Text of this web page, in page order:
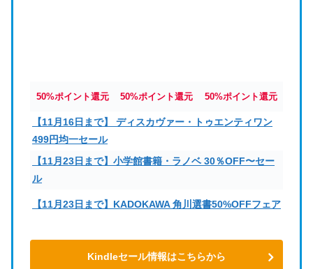
50%ポイント還元 50%ポイント還元 50%ポイント還元
【11月16日まで】 ディスカヴァー・トゥエンティワン
499円均一セール
【11月23日まで】小学館書籍・ラノベ 30％OFF〜セー
ル
【11月23日まで】KADOKAWA 角川選書50%OFFフェア
Kindleセール情報はこちらから